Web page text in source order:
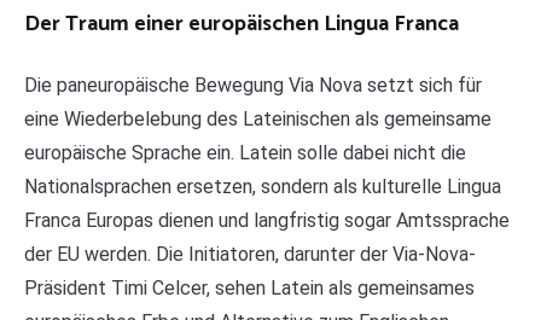
Der Traum einer europäischen Lingua Franca
Die paneuropäische Bewegung Via Nova setzt sich für
eine Wiederbelebung des Lateinischen als gemeinsame
europäische Sprache ein. Latein solle dabei nicht die
Nationalsprachen ersetzen, sondern als kulturelle Lingua
Franca Europas dienen und langfristig sogar Amtssprache
der EU werden. Die Initiatoren, darunter der Via-Nova-
Präsident Timi Celcer, sehen Latein als gemeinsames